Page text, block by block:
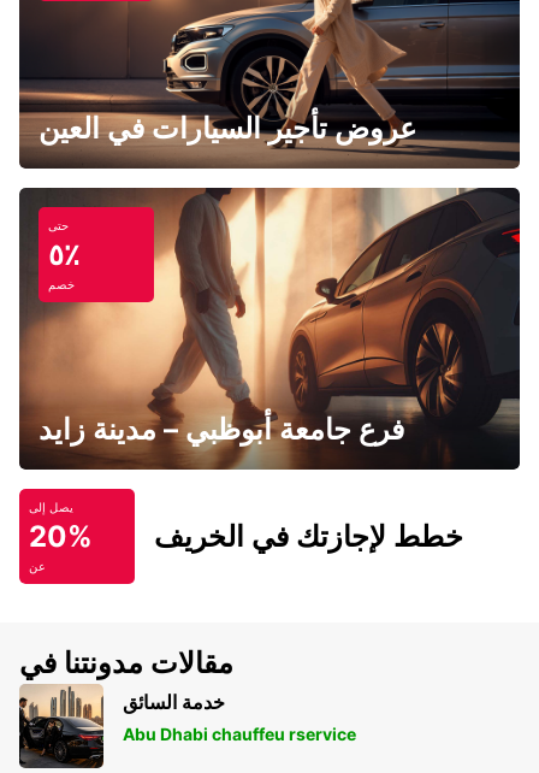
عروض تأجير السيارات في العين
حتى
٥٪
خصم
فرع جامعة أبوظبي – مدينة زايد
يصل إلى
20%
عن
خطط لإجازتك في الخريف
مقالات مدونتنا في
خدمة السائق
Abu Dhabi chauffeu rservice